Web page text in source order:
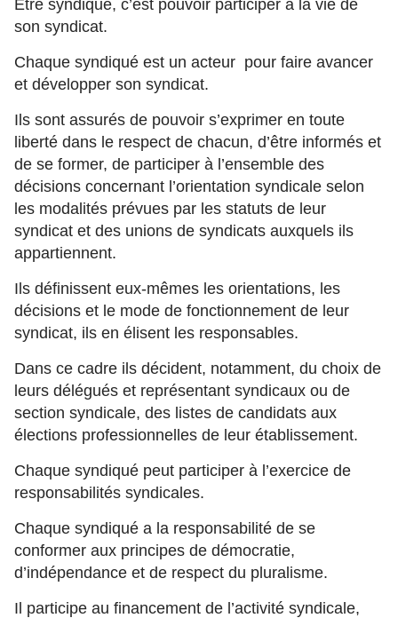
Etre syndiqué, c’est pouvoir participer à la vie de
son syndicat.
Chaque syndiqué est un acteur pour faire avancer
et développer son syndicat.
Ils sont assurés de pouvoir s’exprimer en toute
liberté dans le respect de chacun, d’être informés et
de se former, de participer à l’ensemble des
décisions concernant l’orientation syndicale selon
les modalités prévues par les statuts de leur
syndicat et des unions de syndicats auxquels ils
appartiennent.
Ils définissent eux-mêmes les orientations, les
décisions et le mode de fonctionnement de leur
syndicat, ils en élisent les responsables.
Dans ce cadre ils décident, notamment, du choix de
leurs délégués et représentant syndicaux ou de
section syndicale, des listes de candidats aux
élections professionnelles de leur établissement.
Chaque syndiqué peut participer à l’exercice de
responsabilités syndicales.
Chaque syndiqué a la responsabilité de se
conformer aux principes de démocratie,
d’indépendance et de respect du pluralisme.
Il participe au financement de l’activité syndicale,